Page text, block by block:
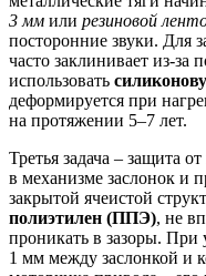
3 мм или резиновой
посторонние звуки. Для
часто заклинивает из-за
использовать
деформируется при
на протяжении 5–7 лет.
Третья задача – защита
в механизме заслонок и
закрытой ячеистой
полиэтилен (ППЭ), не
проникать в зазоры. При
1 мм между заслонкой и